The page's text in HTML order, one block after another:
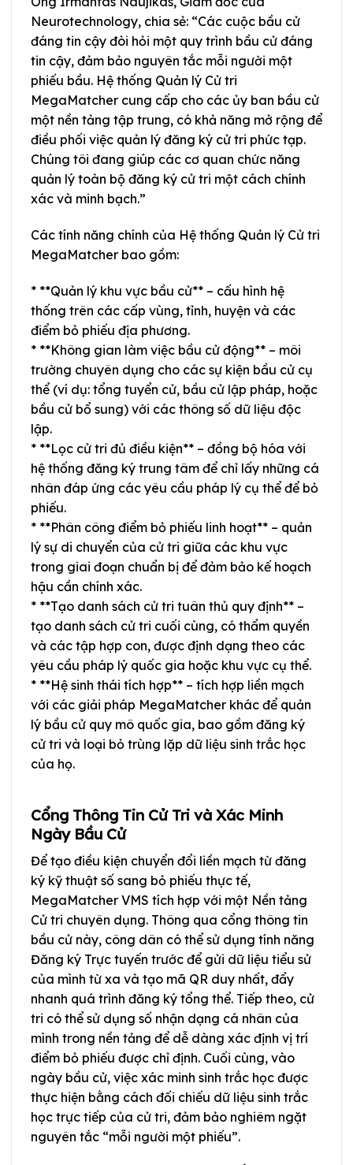
Neurotechnology, chia sẻ: “Các cuộc bầu cử
đáng tin cậy đòi hỏi một quy trình bầu cử đáng
tin cậy, đảm bảo nguyên tắc mỗi người một
phiếu bầu. Hệ thống Quản lý Cử tri
MegaMatcher cung cấp cho các ủy ban bầu cử
một nền tảng tập trung, có khả năng mở rộng để
điều phối việc quản lý đăng ký cử tri phức tạp.
Chúng tôi đang giúp các cơ quan chức năng
quản lý toàn bộ đăng ký cử tri một cách chính
xác và minh bạch.”
Các tính năng chính của Hệ thống Quản lý Cử tri
MegaMatcher bao gồm:
* **Quản lý khu vực bầu cử** – cấu hình hệ
thống trên các cấp vùng, tỉnh, huyện và các
điểm bỏ phiếu địa phương.
* **Không gian làm việc bầu cử động** – môi
trường chuyên dụng cho các sự kiện bầu cử cụ
thể (ví dụ: tổng tuyển cử, bầu cử lập pháp, hoặc
bầu cử bổ sung) với các thông số dữ liệu độc
lập.
* **Lọc cử tri đủ điều kiện** – đồng bộ hóa với
hệ thống đăng ký trung tâm để chỉ lấy những cá
nhân đáp ứng các yêu cầu pháp lý cụ thể để bỏ
phiếu.
* **Phân công điểm bỏ phiếu linh hoạt** – quản
lý sự di chuyển của cử tri giữa các khu vực
trong giai đoạn chuẩn bị để đảm bảo kế hoạch
hậu cần chính xác.
* **Tạo danh sách cử tri tuân thủ quy định** –
tạo danh sách cử tri cuối cùng, có thẩm quyền
và các tập hợp con, được định dạng theo các
yêu cầu pháp lý quốc gia hoặc khu vực cụ thể.
* **Hệ sinh thái tích hợp** – tích hợp liền mạch
với các giải pháp MegaMatcher khác để quản
lý bầu cử quy mô quốc gia, bao gồm đăng ký
cử tri và loại bỏ trùng lặp dữ liệu sinh trắc học
của họ.
Cổng Thông Tin Cử Tri và Xác Minh
Ngày Bầu Cử
Để tạo điều kiện chuyển đổi liền mạch từ đăng
ký kỹ thuật số sang bỏ phiếu thực tế,
MegaMatcher VMS tích hợp với một Nền tảng
Cử tri chuyên dụng. Thông qua cổng thông tin
bầu cử này, công dân có thể sử dụng tính năng
Đăng ký Trực tuyến trước để gửi dữ liệu tiểu sử
của mình từ xa và tạo mã QR duy nhất, đẩy
nhanh quá trình đăng ký tổng thể. Tiếp theo, cử
tri có thể sử dụng số nhận dạng cá nhân của
mình trong nền tảng để dễ dàng xác định vị trí
điểm bỏ phiếu được chỉ định. Cuối cùng, vào
ngày bầu cử, việc xác minh sinh trắc học được
thực hiện bằng cách đối chiếu dữ liệu sinh trắc
học trực tiếp của cử tri, đảm bảo nghiêm ngặt
nguyên tắc “mỗi người một phiếu”.